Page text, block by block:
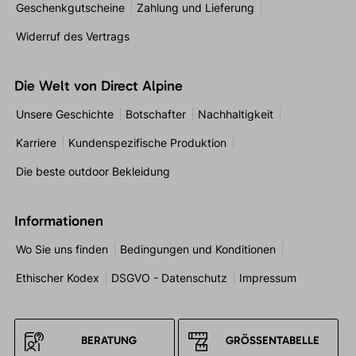
Geschenkgutscheine Zahlung und Lieferung
Widerruf des Vertrags
Die Welt von Direct Alpine
Unsere Geschichte Botschafter Nachhaltigkeit
Karriere Kundenspezifische Produktion
Die beste outdoor Bekleidung
Informationen
Wo Sie uns finden Bedingungen und Konditionen
Ethischer Kodex DSGVO - Datenschutz Impressum
BERATUNG GRÖSSENTABELLE